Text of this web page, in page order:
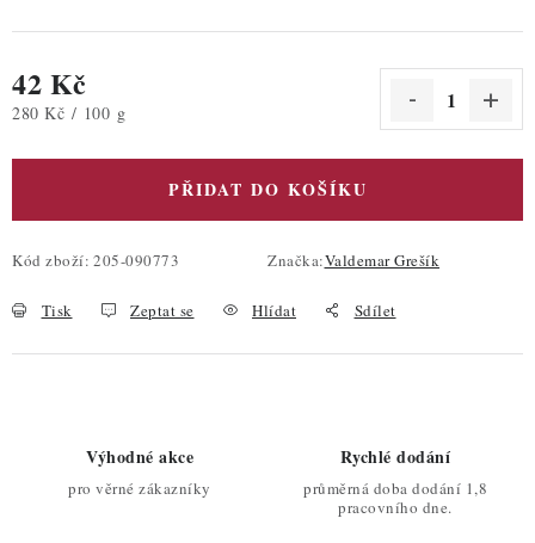
42 Kč
Měrná cena:
280 Kč / 100 g
PŘIDAT DO KOŠÍKU
Kód zboží: 205-090773 Značka:Valdemar Grešík
Tisk Zeptat se Hlídat Sdílet
Výhodné akce
pro věrné zákazníky
Rychlé dodání
průměrná doba dodání 1,8
pracovního dne.